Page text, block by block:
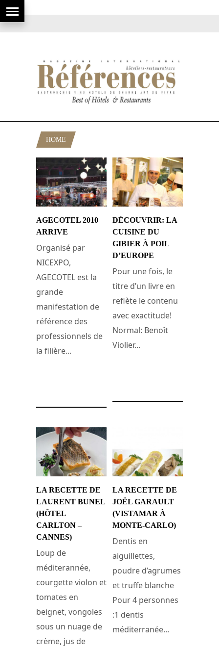
HOME
AGECOTEL 2010
ARRIVE
Organisé par
NICEXPO,
AGECOTEL est la
grande
manifestation de
référence des
professionnels de
la filière...
DÉCOUVRIR: LA
CUISINE DU
GIBIER À POIL
D’EUROPE
Pour une fois, le
titre d’un livre en
reflète le contenu
avec exactitude!
Normal: Benoît
Violier...
LA RECETTE DE
LAURENT BUNEL
(HÔTEL
CARLTON –
CANNES)
Loup de
méditerannée,
courgette violon et
tomates en
beignet, vongoles
sous un nuage de
crème, jus de
LA RECETTE DE
JOËL GARAULT
(VISTAMAR À
MONTE-CARLO)
Dentis en
aiguillettes,
poudre d’agrumes
et truffe blanche
Pour 4 personnes
:1 dentis
méditerranée...